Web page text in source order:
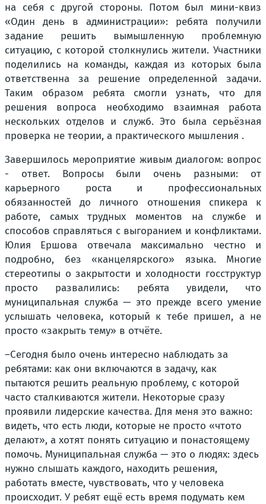
на себя с другой стороны. Потом был мини-квиз
«Один день в администрации»: ребята получили
задание решить вымышленную проблемную
ситуацию, с которой столкнулись жители. Участники
поделились на команды, каждая из которых была
ответственна за решение определенной задачи.
Таким образом ребята смогли узнать, что для
решения вопроса необходимо взаимная работа
нескольких отделов и служб. Это была серьёзная
проверка не теории, а практического мышления .
Завершилось мероприятие живым диалогом: вопрос
- ответ. Вопросы были очень разными: от
карьерного роста и профессиональных
обязанностей до личного отношения спикера к
работе, самых трудных моментов на службе и
способов справляться с выгоранием и конфликтами.
Юлия Ершова отвечала максимально честно и
подробно, без «канцелярского» языка. Многие
стереотипы о закрытости и холодности госструктур
просто развалились: ребята увидели, что
муниципальная служба — это прежде всего умение
услышать человека, который к тебе пришел, а не
просто «закрыть тему» в отчёте.
–Сегодня было очень интересно наблюдать за
ребятами: как они включаются в задачу, как
пытаются решить реальную проблему, с которой
часто сталкиваются жители. Некоторые сразу
проявили лидерские качества. Для меня это важно:
видеть, что есть люди, которые не просто «чтото
делают», а хотят понять ситуацию и понастоящему
помочь. Муниципальная служба — это о людях: здесь
нужно слышать каждого, находить решения,
работать вместе, чувствовать, что у человека
происходит. У ребят ещё есть время подумать кем